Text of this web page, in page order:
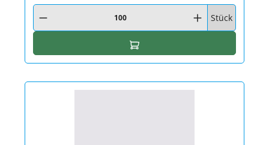
Produkt Anzahl: Gib den gewünschten Wert ein oder benutze die
Stück
In den Warenkorb